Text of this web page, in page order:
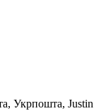
Укрпошта, Justin